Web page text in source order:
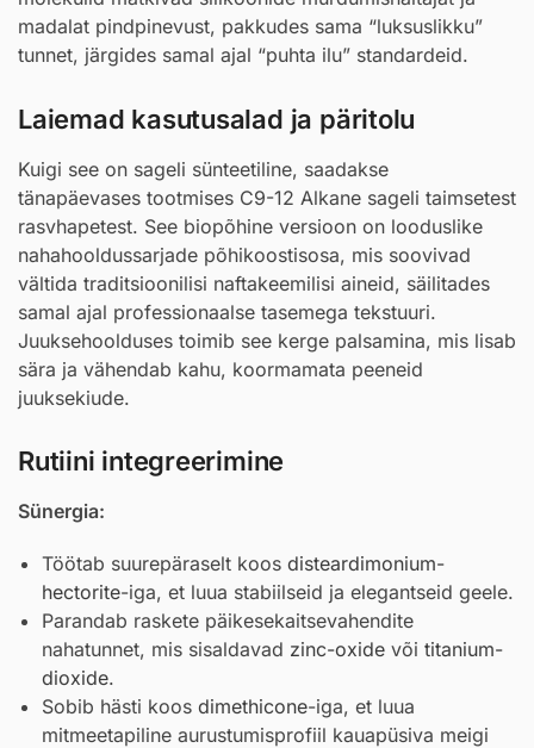
madalat pindpinevust, pakkudes sama “luksuslikku”
tunnet, järgides samal ajal “puhta ilu” standardeid.
Laiemad kasutusalad ja päritolu
Kuigi see on sageli sünteetiline, saadakse
tänapäevases tootmises C9-12 Alkane sageli taimsetest
rasvhapetest. See biopõhine versioon on looduslike
nahahooldussarjade põhikoostisosa, mis soovivad
vältida traditsioonilisi naftakeemilisi aineid, säilitades
samal ajal professionaalse tasemega tekstuuri.
Juuksehoolduses toimib see kerge palsamina, mis lisab
sära ja vähendab kahu, koormamata peeneid
juuksekiude.
Rutiini integreerimine
Sünergia:
Töötab suurepäraselt koos disteardimonium-
hectorite-iga, et luua stabiilseid ja elegantseid geele.
Parandab raskete päikesekaitsevahendite
nahatunnet, mis sisaldavad zinc-oxide või titanium-
dioxide.
Sobib hästi koos dimethicone-iga, et luua
mitmeetapiline aurustumisprofiil kauapüsiva meigi